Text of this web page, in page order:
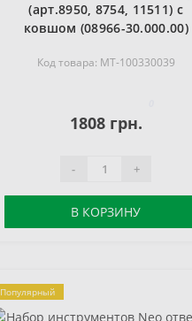
(арт.8950, 8754, 11511) с
ковшом (08966-30.000.00)
Код товара: MT-100330039
1808 грн.
- +
В КОРЗИНУ
Популярный